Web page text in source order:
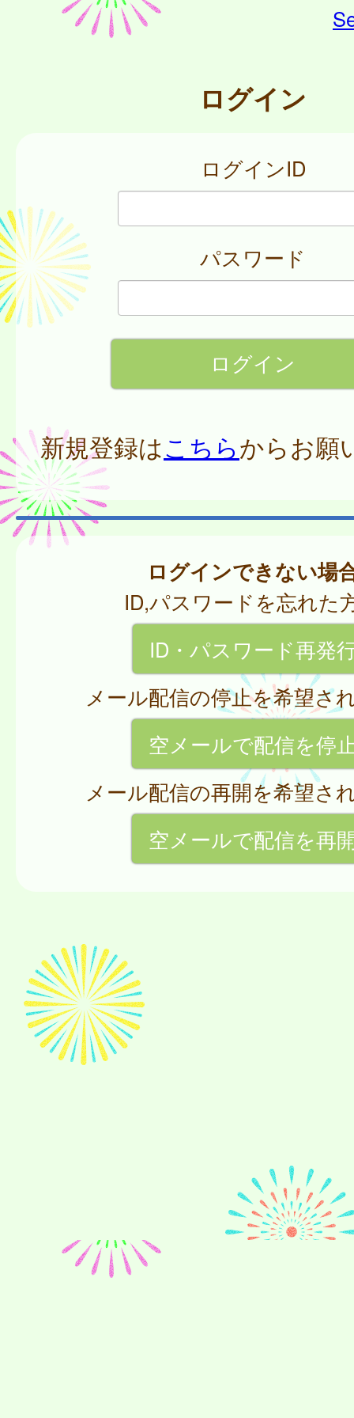
ログイン
ログインID
パスワード
新規登録はこちらからお願
ログインできない場
ID,パスワードを忘れた
ID・パスワード再発
メール配信の停止を希望さ
空メールで配信を停
メール配信の再開を希望さ
空メールで配信を再